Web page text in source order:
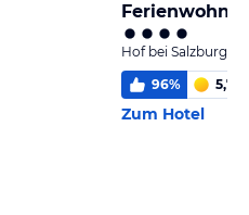
Hof bei Salzburg,
96% 5,7
Zum Hotel